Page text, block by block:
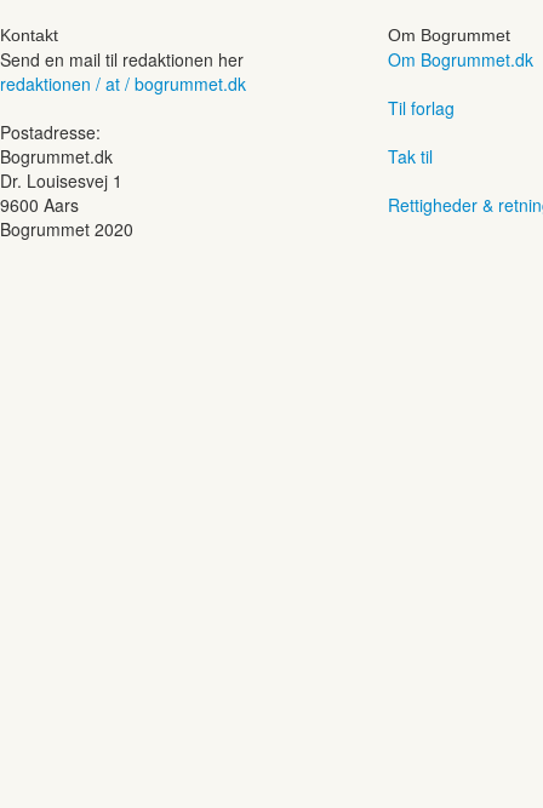
Kontakt
Send en mail til redaktionen her
redaktionen / at / bogrummet.dk
Postadresse:
Bogrummet.dk
Dr. Louisesvej 1
9600 Aars
Om Bogrummet
Om Bogrummet.dk
Til forlag
Tak til
Rettigheder &
Bogrummet 2020